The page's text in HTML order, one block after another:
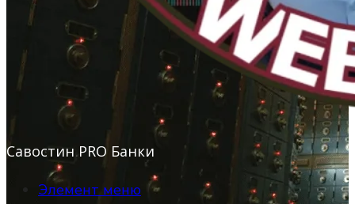
Савостин PRO Банки
Элемент меню